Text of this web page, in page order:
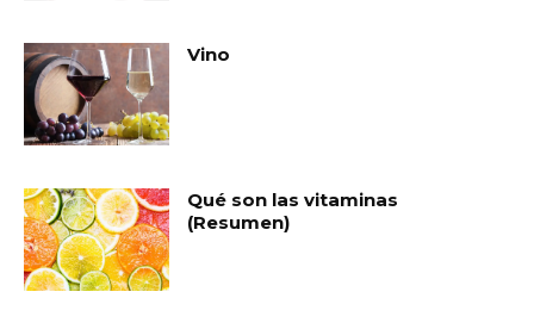
Vino
Qué son las vitaminas
(Resumen)